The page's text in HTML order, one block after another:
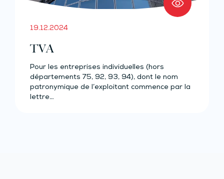
19.12.2024
TVA
Pour les entreprises individuelles (hors
départements 75, 92, 93, 94), dont le nom
patronymique de l’exploitant commence par la
lettre…